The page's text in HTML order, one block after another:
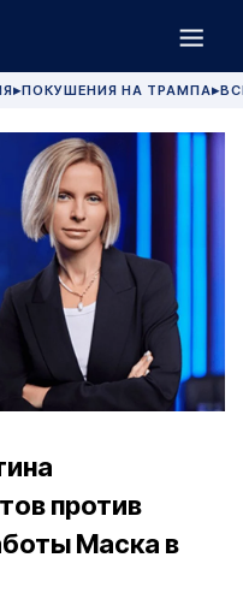
▶ПОКУШЕНИЯ НА ТРАМПА▶
против
Маска в